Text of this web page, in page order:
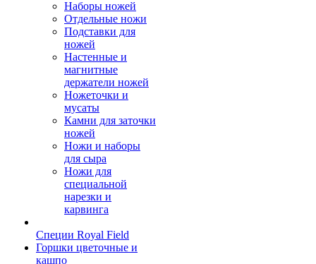
Наборы ножей
Отдельные ножи
Подставки для
ножей
Настенные и
магнитные
держатели ножей
Ножеточки и
мусаты
Камни для заточки
ножей
Ножи и наборы
для сыра
Ножи для
специальной
нарезки и
карвинга
Специи Royal Field
Горшки цветочные и
кашпо